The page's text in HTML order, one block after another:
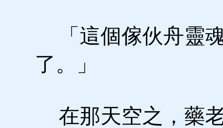
「這個傢伙舟靈
了。」
在那天空之，藥